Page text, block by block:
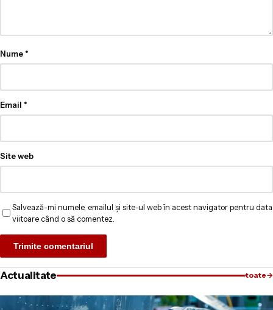
Nume*
Email *
Site web
Salvează-mi numele, emailul și site-ul web în acest navigator pentru data
viitoare când o să comentez.
Actualitate toate→